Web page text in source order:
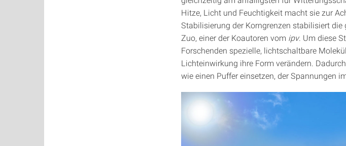
Hitze, Licht und Feuchtigkeit macht sie zur
Stabilisierung der Korngrenzen stabilisiert die
Zuo, einer der Koautoren vom ipv. Um diese
Forschenden spezielle, lichtschaltbare
Lichteinwirkung ihre Form verändern.
wie einen Puffer einsetzen, der Spannungen